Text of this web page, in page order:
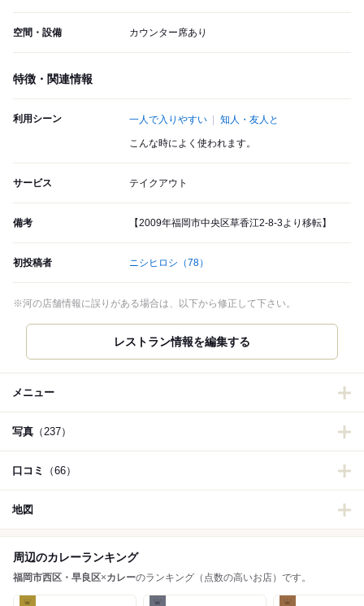
空間・設備 カウンター席あり
特徴・関連情報
利用シーン 一人で入りやすい 知人・友人と
こんな時によく使われます。
サービス テイクアウト
備考 【2009年福岡市中央区草香江2-8-3より移転】
初投稿者 ニシヒロシ （78）
※河の店舗情報に誤りがある場合は、以下から修正して下さい。
レストラン情報を編集する
メニュー
写真 （237）
口コミ （66）
地図
周辺のカレーランキング
福岡市西区・早良区×カレーのランキング（点数の高いお店）です。